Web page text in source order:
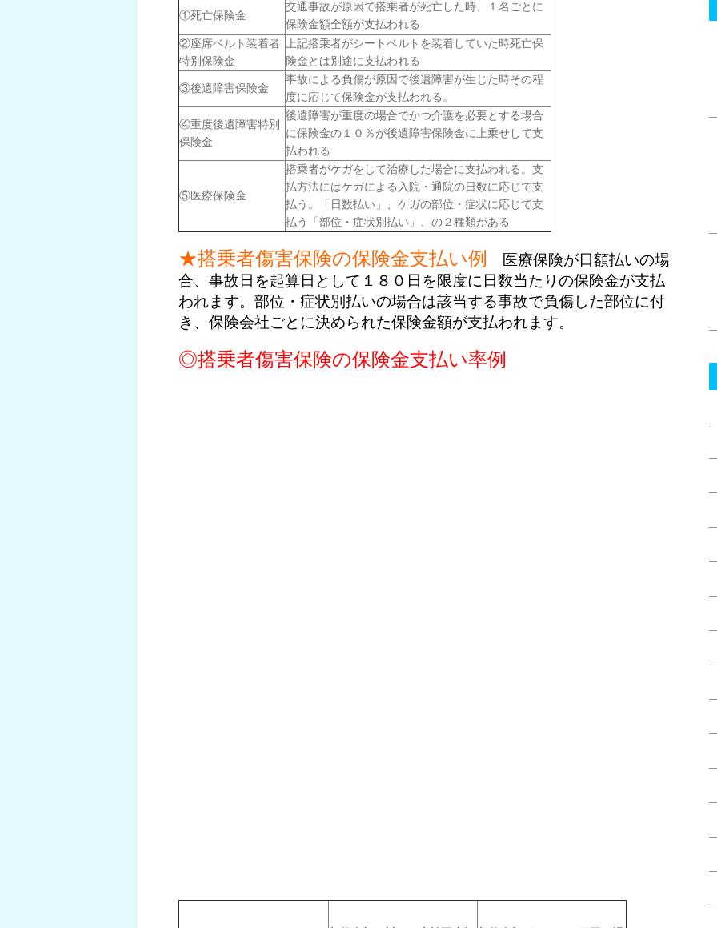
①死亡保険金
交通事故が原因で搭乗者が死亡した時、１名ごとに
保険金額全額が支払われる
②座席ベルト装着者
特別保険金
上記搭乗者がシートベルトを装着していた時死亡保
険金とは別途に支払われる
③後遺障害保険金
事故による負傷が原因で後遺障害が生じた時その程
度に応じて保険金が支払われる。
④重度後遺障害特別
保険金
後遺障害が重度の場合でかつ介護を必要とする場合
に保険金の１０％が後遺障害保険金に上乗せして支
払われる
⑤医療保険金
搭乗者がケガをして治療した場合に支払われる。支
払方法にはケガによる入院・通院の日数に応じて支
払う。「日数払い」、ケガの部位・症状に応じて支
払う「部位・症状別払い」、の２種類がある
★搭乗者傷害保険の保険金支払い例
医療保険が日額払いの場
合、事故日を起算日として１８０日を限度に日数当たりの保険金が支払
われます。部位・症状別払いの場合は該当する事故で負傷した部位に付
き、保険会社ごとに決められた保険金額が支払われます。
◎搭乗者傷害保険の保険金支払い率例